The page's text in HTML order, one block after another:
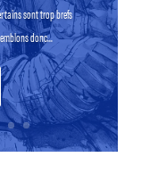
sont trop brefs
donc...